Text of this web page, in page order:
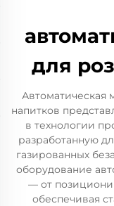
для
Автоматическая
напитков
в технологии
разработанную
газированных
оборудование
— от
обеспечивая